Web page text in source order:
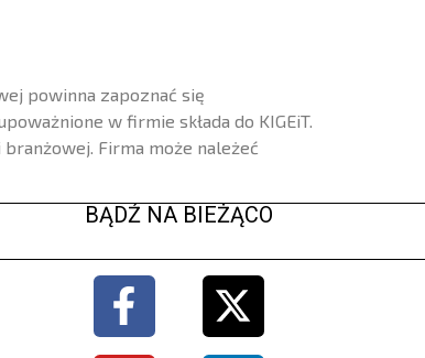
powinna zapoznać się
w firmie składa do KIGEiT.
Firma może należeć
BĄDŹ NA BIEŻĄCO